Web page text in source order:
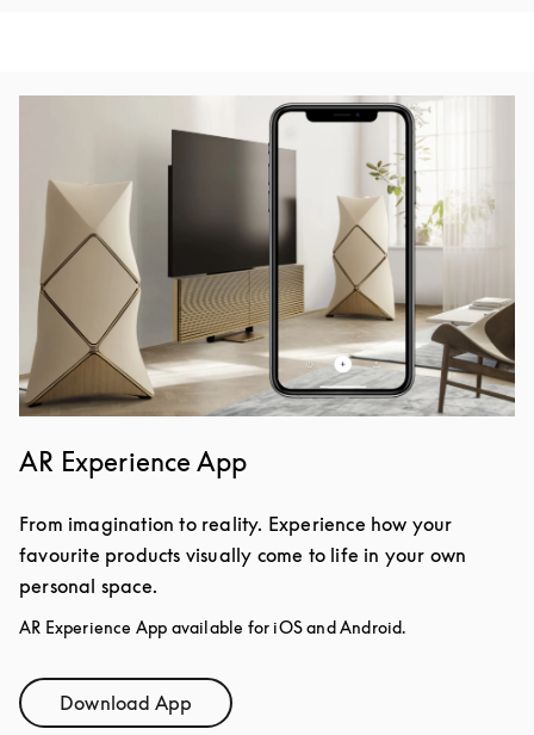
AR Experience App
From imagination to reality. Experience how your
favourite products visually come to life in your own
personal space.
AR Experience App available for iOS and Android.
Download AppLink Opens in New Tab